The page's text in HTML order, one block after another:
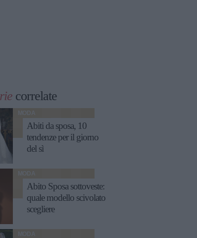
correlate
MODA
Abiti da sposa, 10
tendenze per il giorno
del sì
MODA
Abito Sposa sottoveste:
quale modello scivolato
scegliere
MODA